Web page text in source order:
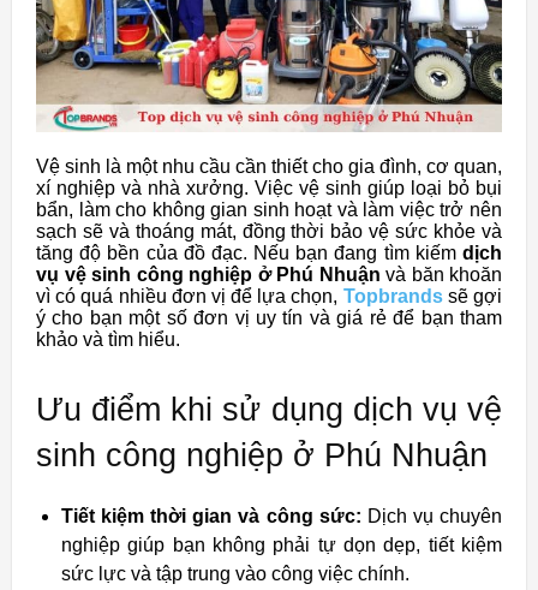
Vệ sinh là một nhu cầu cần thiết cho gia đình, cơ quan,
xí nghiệp và nhà xưởng. Việc vệ sinh giúp loại bỏ bụi
bẩn, làm cho không gian sinh hoạt và làm việc trở nên
sạch sẽ và thoáng mát, đồng thời bảo vệ sức khỏe và
tăng độ bền của đồ đạc. Nếu bạn đang tìm kiếmdịch
vụ vệ sinh công nghiệp ở Phú Nhuận và băn khoăn
vì có quá nhiều đơn vị để lựa chọn, Topbrandssẽ gợi
ý cho bạn một số đơn vị uy tín và giá rẻ để bạn tham
khảo và tìm hiểu.
Ưu điểm khi sử dụng dịch vụ vệ
sinh công nghiệp ở Phú Nhuận
Tiết kiệm thời gian và công sức: Dịch vụ chuyên
nghiệp giúp bạn không phải tự dọn dẹp, tiết kiệm
sức lực và tập trung vào công việc chính.